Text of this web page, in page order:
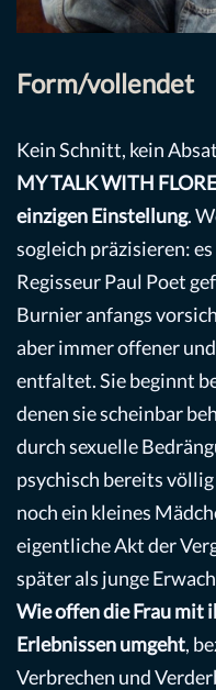
Form/vollendet
Kein Schnitt, kein
MY TALK WITH
einzigen Einstellung.
sogleich präzisieren:
Regisseur Paul Poet
Burnier anfangs
aber immer offener
entfaltet. Sie beginnt
denen sie scheinbar
durch sexuelle
psychisch bereits
noch ein kleines
eigentliche Akt der
später als junge
Wie offen die Frau mit
Erlebnissen umgeht,
Verbrechen und